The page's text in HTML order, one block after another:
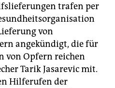
trafen per
von
angekündigt, die für
von Opfern reichen
Tarik Jasarevic mit.
Hilferufen der